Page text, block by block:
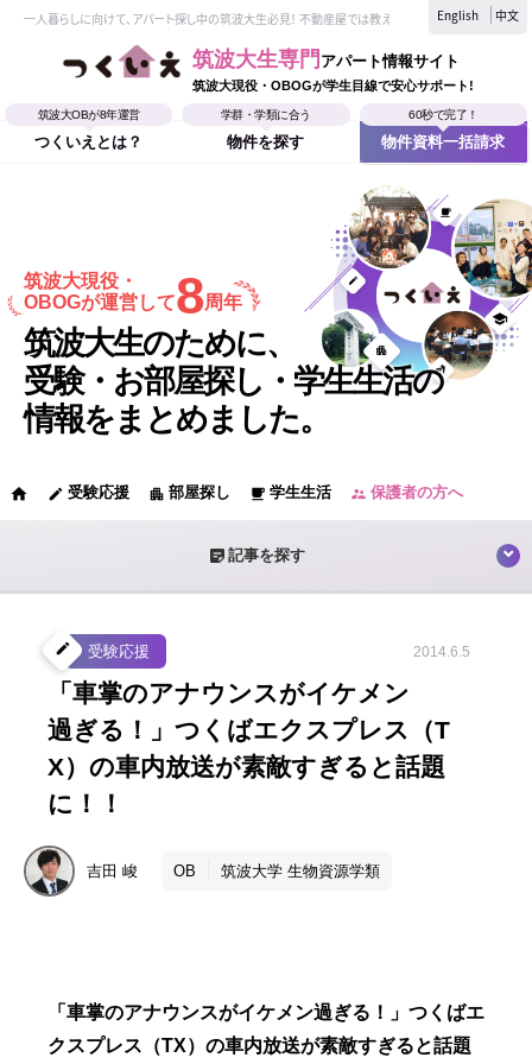
一人暮らしに向けて、アパート探し中の筑波大生必見！ 不動産屋では教えてくれない、筑波大生なら
English 中文
筑波大生専門 アパート情報サイト
筑波大現役・OBOGが学生目線で安心サポート!
筑波大OBが8年運営
つくいえとは？
学群・学類に合う
物件を探す
60秒で完了！
物件資料一括請求
筑波大現役・
OBOGが運営して8周年
筑波大生のために、
受験・お部屋探し・学生生活の
情報をまとめました。
home edit 受験応援 apartment 部屋探し local_cafe 学生生活 supervisor_account 保護者の方へ
sticky_note_2 記事を探す
create 受験応援 2014.6.5
「車掌のアナウンスがイケメン
過ぎる！」つくばエクスプレス（T
X）の車内放送が素敵すぎると話題
に！！
吉田 峻 OB 筑波大学 生物資源学類
「車掌のアナウンスがイケメン過ぎる！」つくばエ
クスプレス（TX）の車内放送が素敵すぎると話題